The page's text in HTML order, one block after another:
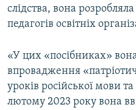
ІНФОГРАФІКА
ДОЛУЧАЙСЯ!
Усі сайти RFE/RL
слідства, вона
педагогів освітніх
«У цих «посібниках»
впровадження
уроків російської мови
лютому 2023 року вона